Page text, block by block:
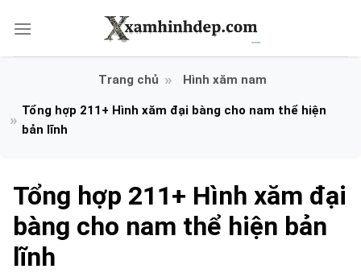
qua
Hình xăm nam
Tổng hợp 211+ Hình xăm đại bàng cho nam thể hiện
bản lĩnh
Tổng hợp 211+ Hình xăm đại
bàng cho nam thể hiện bản
lĩnh